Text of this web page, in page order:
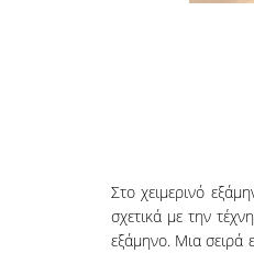
Στο χειμερινό
σχετικά με την
εξάμηνο. Μια σειρά